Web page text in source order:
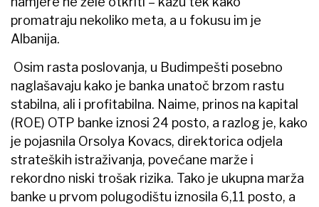
promatraju nekoliko meta, a u fokusu im je
Albanija.
Osim rasta poslovanja, u Budimpešti posebno
naglašavaju kako je banka unatoč brzom rastu
stabilna, ali i profitabilna. Naime, prinos na kapital
(ROE) OTP banke iznosi 24 posto, a razlog je, kako
je pojasnila Orsolya Kovacs, direktorica odjela
strateških istraživanja, povećane marže i
rekordno niski trošak rizika. Tako je ukupna marža
banke u prvom polugodištu iznosila 6,11 posto, a